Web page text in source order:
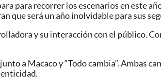
para recorrer los escenarios en este
que será un año inolvidable para sus
y su interacción con el público.
a Macaco y “Todo cambia”. Ambas